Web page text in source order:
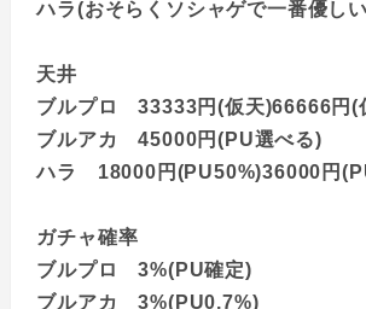
ハラ(おそらくソシャゲで一番優し
天井
ブルプロ 33333円(仮天)66666円(
ブルアカ 45000円(PU選べる)
ハラ 18000円(PU50%)36000円
ガチャ確率
ブルプロ 3%(PU確定)
ブルアカ 3%(PU0.7%)